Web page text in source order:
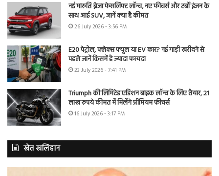
नई मारुति ब्रेजा फेसलिफ्ट लॉन्च, नए फीचर्स और टर्बो इंजन के
साथ आई SUV, जानें क्या है कीमत
26 July 2026 - 3:56 PM
E20 पेट्रोल, फ्लेक्स फ्यूल या EV कार? नई गाड़ी खरीदने से
पहले जानें किसमें है ज्यादा फायदा
23 July 2026 - 7:41 PM
Triumph की लिमिटेड एडिशन बाइक लॉन्च के लिए तैयार, 21
लाख रुपये कीमत में मिलेंगे प्रीमियम फीचर्स
16 July 2026 - 3:17 PM
खेत खलिहान